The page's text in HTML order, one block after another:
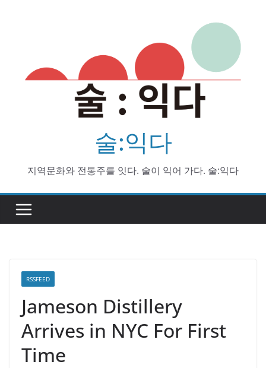
술:익다
지역문화와 전통주를 잇다. 술이 익어 가다. 술:익다
RSSFEED
Jameson Distillery
Arrives in NYC For First
Time